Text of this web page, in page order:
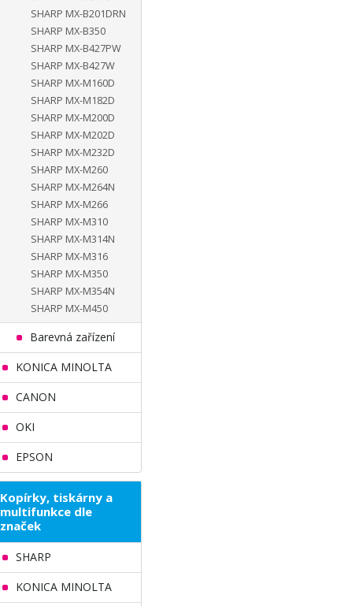
SHARP MX-B201DRN
SHARP MX-B350
SHARP MX-B427PW
SHARP MX-B427W
SHARP MX-M160D
SHARP MX-M182D
SHARP MX-M200D
SHARP MX-M202D
SHARP MX-M232D
SHARP MX-M260
SHARP MX-M264N
SHARP MX-M266
SHARP MX-M310
SHARP MX-M314N
SHARP MX-M316
SHARP MX-M350
SHARP MX-M354N
SHARP MX-M450
Barevná zařízení
KONICA MINOLTA
CANON
OKI
EPSON
Kopírky, tiskárny a
multifunkce dle
značek
SHARP
KONICA MINOLTA